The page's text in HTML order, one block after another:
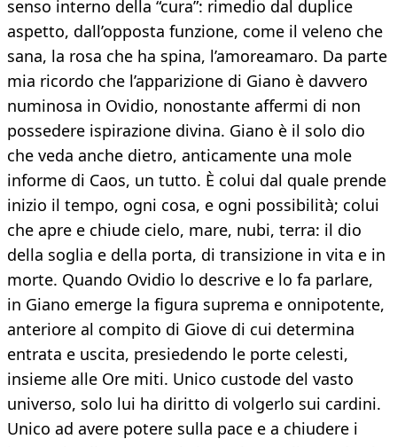
senso interno della “cura”: rimedio dal duplice
aspetto, dall’opposta funzione, come il veleno che
sana, la rosa che ha spina, l’amoreamaro. Da parte
mia ricordo che l’apparizione di Giano è davvero
numinosa in Ovidio, nonostante affermi di non
possedere ispirazione divina. Giano è il solo dio
che veda anche dietro, anticamente una mole
informe di Caos, un tutto. È colui dal quale prende
inizio il tempo, ogni cosa, e ogni possibilità; colui
che apre e chiude cielo, mare, nubi, terra: il dio
della soglia e della porta, di transizione in vita e in
morte. Quando Ovidio lo descrive e lo fa parlare,
in Giano emerge la figura suprema e onnipotente,
anteriore al compito di Giove di cui determina
entrata e uscita, presiedendo le porte celesti,
insieme alle Ore miti. Unico custode del vasto
universo, solo lui ha diritto di volgerlo sui cardini.
Unico ad avere potere sulla pace e a chiudere i